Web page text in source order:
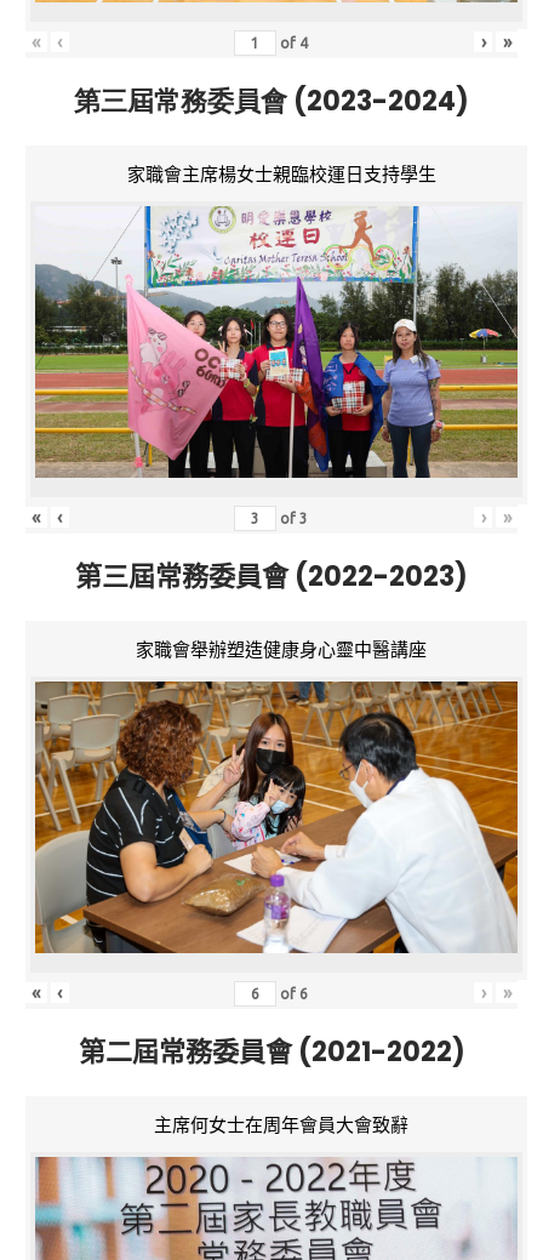
« ‹ of 4 › »
第三屆常務委員會 (2023-2024)
家職會主席楊女士親臨校運日支持學生
« ‹ of3 › »
第三屆常務委員會 (2022-2023)
家職會舉辦塑造健康身心靈中醫講座
« ‹ of 6 › »
第二屆常務委員會 (2021-2022)
主席何女士在周年會員大會致辭